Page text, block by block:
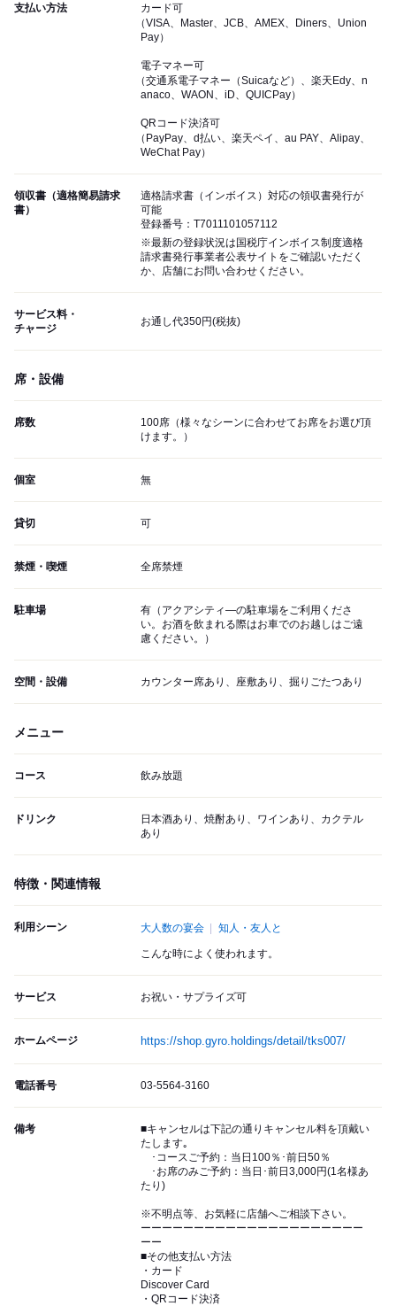
支払い方法
カード可
（VISA、Master、JCB、AMEX、Diners、Union
Pay）
電子マネー可
（交通系電子マネー（Suicaなど）、楽天Edy、n
anaco、WAON、iD、QUICPay）
QRコード決済可
（PayPay、d払い、楽天ペイ、au PAY、Alipay、
WeChat Pay）
領収書（適格簡易請求
書）
適格請求書（インボイス）対応の領収書発行が
可能
登録番号：T7011101057112
※最新の登録状況は国税庁インボイス制度適格
請求書発行事業者公表サイトをご確認いただく
か、店舗にお問い合わせください。
サービス料・
チャージ
お通し代350円(税抜)
席・設備
席数
100席（様々なシーンに合わせてお席をお選び頂
けます。）
個室 無
貸切 可
禁煙・喫煙 全席禁煙
駐車場
有（アクアシティ―の駐車場をご利用くださ
い。お酒を飲まれる際はお車でのお越しはご遠
慮ください。）
空間・設備 カウンター席あり、座敷あり、掘りごたつあり
メニュー
コース 飲み放題
ドリンク
日本酒あり、焼酎あり、ワインあり、カクテル
あり
特徴・関連情報
利用シーン 大人数の宴会 知人・友人と
こんな時によく使われます。
サービス お祝い・サプライズ可
ホームページ https://shop.gyro.holdings/detail/tks007/
電話番号 03-5564-3160
備考
■キャンセルは下記の通りキャンセル料を頂戴い
たします｡
･コースご予約：当日100％･前日50％
･お席のみご予約：当日･前日3,000円(1名様あ
たり)
※不明点等、お気軽に店舗へご相談下さい。
ーーーーーーーーーーーーーーーーーーーーー
ーー
■その他支払い方法
・カード
Discover Card
・QRコード決済